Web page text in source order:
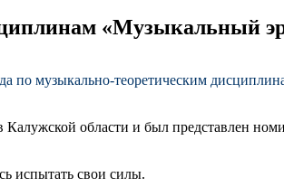
«Музыкальный
по музыкально-теоретическим
Калужской области и был представлен
испытать свои силы.